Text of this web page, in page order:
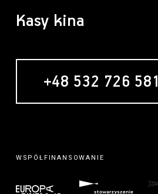
Kasy kina
+48 532 726 581
WSPÓŁFINANSOWANIE